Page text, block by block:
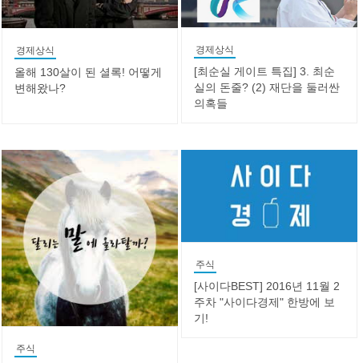
경제상식
올해 130살이 된 셜록! 어떻게
변해왔나?
경제상식
[최순실 게이트 특집] 3. 최순
실의 돈줄? (2) 재단을 둘러싼
의혹들
주식
주식
[사이다BEST] 2016년 11월 2
주차 "사이다경제" 한방에 보
기!